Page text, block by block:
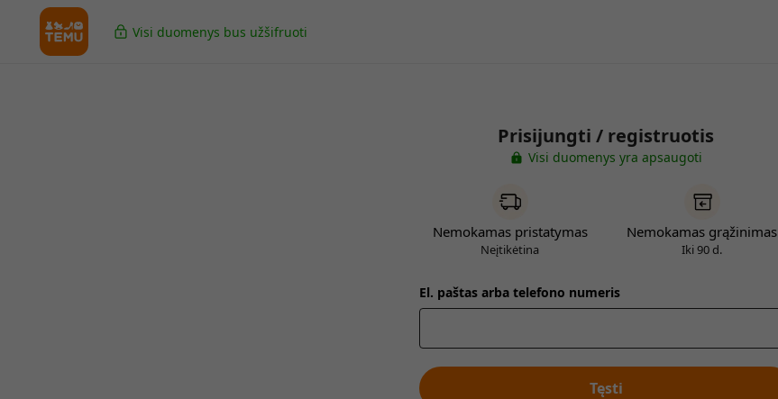
Visi duomenys bus užšifruoti
Prisijungti / registruotis
Visi duomenys yra apsaugoti
Nemokamas pristatymas
Neįtikėtina
Nemokamas grąžinimas
Iki 90 d.
El. paštas arba telefono numeris
Tęsti